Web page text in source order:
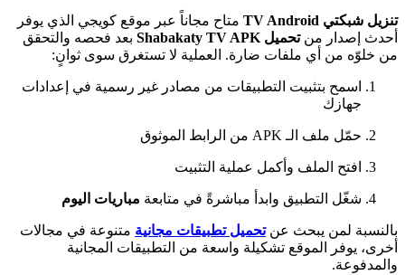
تنزيل شبكتي TV Android
متاح مجاناً عبر موقع كويجي الذي يوفر
أحدث إصدار منتحميل Shabakaty TV APK
بعد فحصه والتحقق
من خلوّه من أي ملفات ضارة. العملية لا تستغرق سوى ثوانٍ:
اسمح بتثبيت التطبيقات من مصادر غير رسمية في إعدادات
جهازك
حمّل ملف الـ APK من الرابط الموثوق
افتح الملف وأكمل عملية التثبيت
شغّل التطبيق وابدأ مباشرةً في متابعة مباريات اليوم
بالنسبة لمن يبحث عنتحميل تطبيقات مجانية متنوعة في مجالات
أخرى، يوفر الموقع تشكيلة واسعة من التطبيقات المجانية
والمدفوعة.